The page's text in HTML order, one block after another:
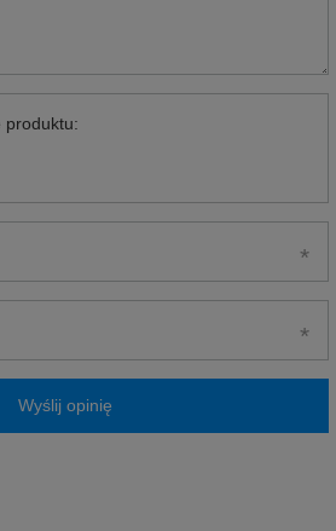
produktu:
Wyślij opinię